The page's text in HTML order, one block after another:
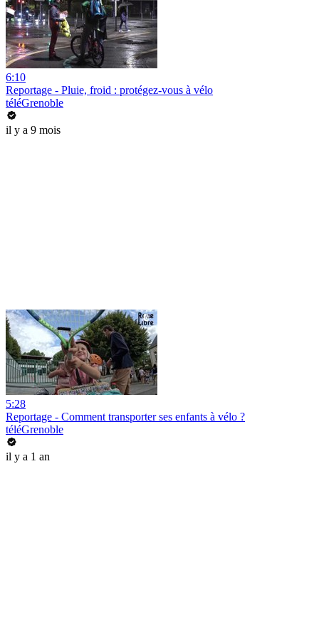
6:10
Reportage - Pluie, froid : protégez-vous à vélo
téléGrenoble
il y a 9 mois
5:28
Reportage - Comment transporter ses enfants à vélo ?
téléGrenoble
il y a 1 an